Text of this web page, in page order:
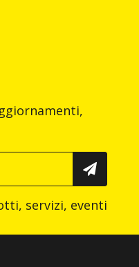
servizi, eventi